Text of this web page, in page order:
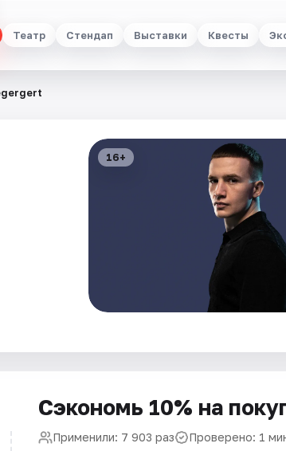
Театр Стендап Выставки Квесты
16+
Сэкономь 10% на
Применили: 7 903 раз Проверено: 1